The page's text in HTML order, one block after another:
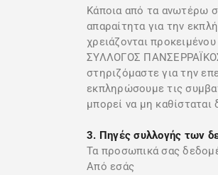
Κάποια από τα ανωτέρω
απαραίτητα για την
χρειάζονται
ΣΥΛΛΟΓΟΣ
στηριζόμαστε για την
εκπληρώσουμε τις
μπορεί να μη
3. Πηγές συλλογής των
Τα προσωπικά σας
Από εσάς